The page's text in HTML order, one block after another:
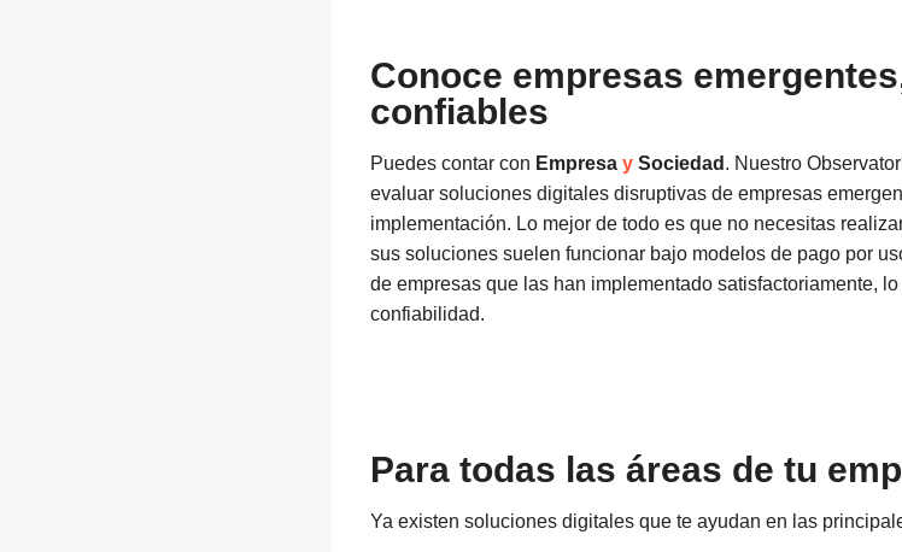
Conoce empresas
confiables
Puedes contar con Empresa y Sociedad . Nuestro
evaluar soluciones digitales disruptivas de empresas
implementación. Lo mejor de todo es que no necesitas
sus soluciones suelen funcionar bajo modelos de pago por
de empresas que las han implementado satisfactoriamente,
confiabilidad.
Para todas las áreas de tu
Ya existen soluciones digitales que te ayudan en las